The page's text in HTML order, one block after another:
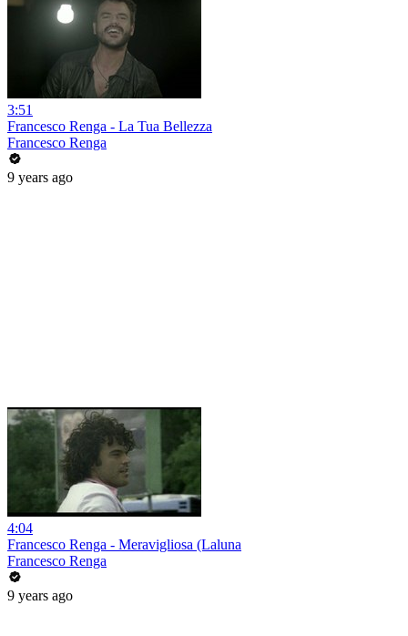
3:51
Francesco Renga - La Tua Bellezza
Francesco Renga
9 years ago
4:04
Francesco Renga - Meravigliosa (Laluna
Francesco Renga
9 years ago